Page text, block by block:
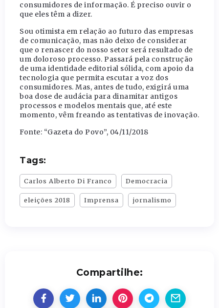
consumidores de informação. É preciso ouvir o
que eles têm a dizer.
Sou otimista em relação ao futuro das empresas
de comunicação, mas não deixo de considerar
que o renascer do nosso setor será resultado de
um doloroso processo. Passará pela construção
de uma identidade editorial sólida, com apoio da
tecnologia que permita escutar a voz dos
consumidores. Mas, antes de tudo, exigirá uma
boa dose de audácia para dinamitar antigos
processos e modelos mentais que, até este
momento, vêm freando as tentativas de inovação.
Fonte: “Gazeta do Povo”, 04/11/2018
Tags:
Carlos Alberto Di Franco Democracia
eleições 2018 Imprensa jornalismo
Compartilhe: